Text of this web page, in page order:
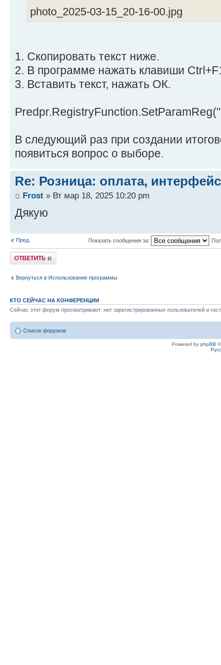
photo_2025-03-15_20-16-00.jpg
1. Скопировать текст ниже.
2. В программе нажать клавиши
3. Вставить текст, нажать ОК.
В следующий раз при создании
появиться вопрос о выборе.
Re: Розница: оплата,
Frost » Вт мар 18, 2025 10:20 pm
Дякую
Пред. Показать сообщения за:
Ответить
Вернуться в Использование программы
КТО СЕЙЧАС НА КОНФЕРЕНЦИИ
Сейчас этот форум просматривают: нет зарегистрированных пользователей и
Список форумов
Powered by phpBB